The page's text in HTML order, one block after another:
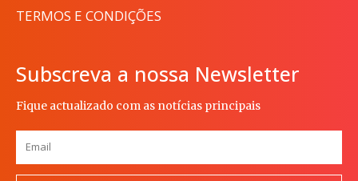
TERMOS E CONDIÇÕES
Subscreva a nossa Newsletter
Fique actualizado com as notícias principais